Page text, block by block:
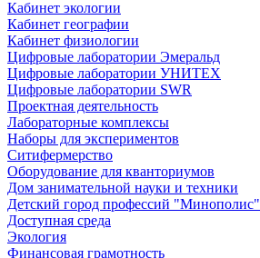
Кабинет экологии
Кабинет географии
Кабинет физиологии
Цифровые лаборатории Эмеральд
Цифровые лаборатории УНИТЕХ
Цифровые лаборатории SWR
Проектная деятельность
Лабораторные комплексы
Наборы для экспериментов
Ситифермерство
Оборудование для кванториумов
Дом занимательной науки и техники
Детский город профессий "Минополис"
Доступная среда
Экология
Финансовая грамотность